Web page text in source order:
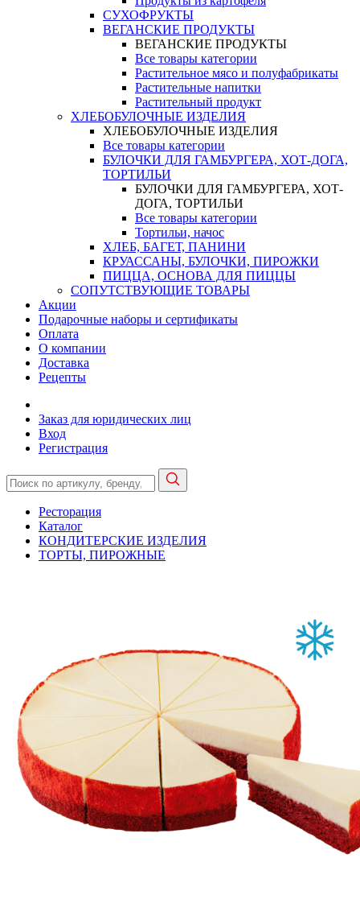
СУХОФРУКТЫ
ВЕГАНСКИЕ ПРОДУКТЫ
ВЕГАНСКИЕ ПРОДУКТЫ
Все товары категории
Растительное мясо и полуфабрикаты
Растительные напитки
Растительный продукт
ХЛЕБОБУЛОЧНЫЕ ИЗДЕЛИЯ
ХЛЕБОБУЛОЧНЫЕ ИЗДЕЛИЯ
Все товары категории
БУЛОЧКИ ДЛЯ ГАМБУРГЕРА, ХОТ-ДОГА,
ТОРТИЛЬИ
БУЛОЧКИ ДЛЯ ГАМБУРГЕРА, ХОТ-
ДОГА, ТОРТИЛЬИ
Все товары категории
Тортильи, начос
ХЛЕБ, БАГЕТ, ПАНИНИ
КРУАССАНЫ, БУЛОЧКИ, ПИРОЖКИ
ПИЦЦА, ОСНОВА ДЛЯ ПИЦЦЫ
СОПУТСТВУЮЩИЕ ТОВАРЫ
Акции
Подарочные наборы и сертификаты
Оплата
О компании
Доставка
Рецепты
Заказ для юридических лиц
Вход
Регистрация
Ресторация
Каталог
КОНДИТЕРСКИЕ ИЗДЕЛИЯ
ТОРТЫ, ПИРОЖНЫЕ